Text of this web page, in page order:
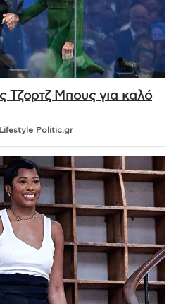
Τζορτζ Μπους για καλό
Politic.gr